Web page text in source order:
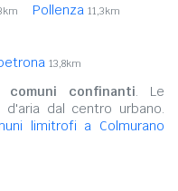
Pollenza 11,3km
13,8km
comuni confinanti. Le
dal centro urbano.
limitrofi a Colmurano